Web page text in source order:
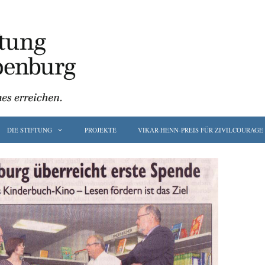
DIE STIFTUNG PROJEKTE VIKAR-HENN-PREIS FÜR ZIVILCOURAGE